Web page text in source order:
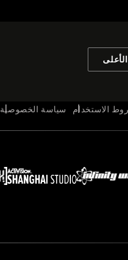
الاستخدام سياسة الخصوصية